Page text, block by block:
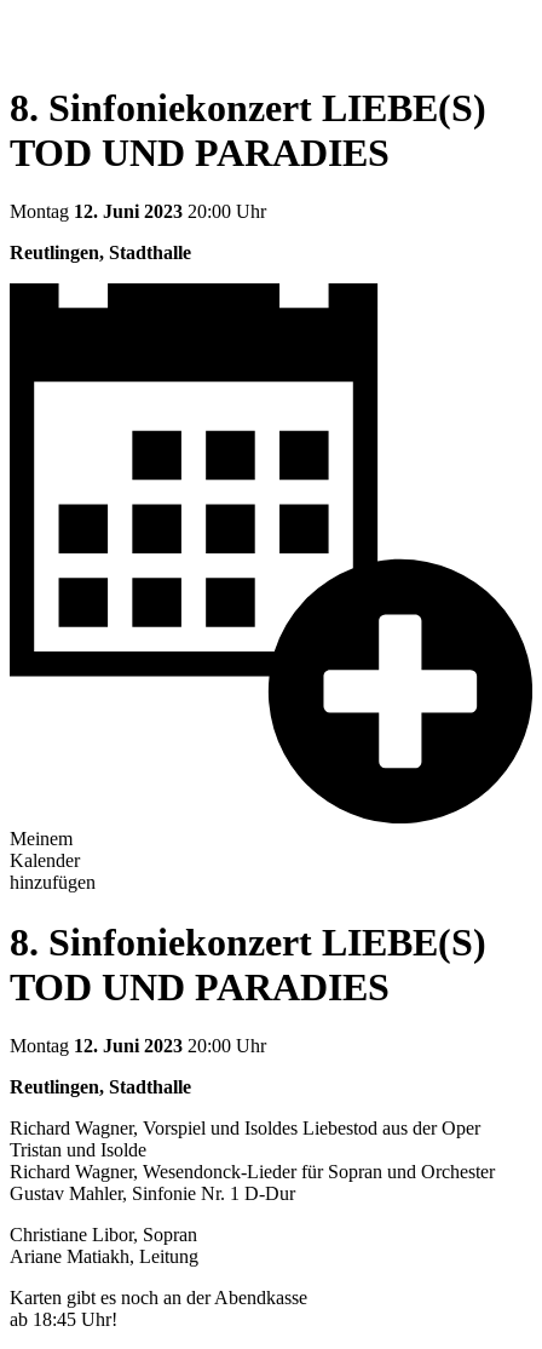
8. Sinfoniekonzert LIEBE(S)
TOD UND PARADIES
Montag 12. Juni 2023 20:00 Uhr
Reutlingen, Stadthalle
Meinem
Kalender
hinzufügen
8. Sinfoniekonzert LIEBE(S)
TOD UND PARADIES
Montag 12. Juni 2023 20:00 Uhr
Reutlingen, Stadthalle
Richard Wagner, Vorspiel und Isoldes Liebestod aus der Oper
Tristan und Isolde
Richard Wagner, Wesendonck-Lieder für Sopran und Orchester
Gustav Mahler, Sinfonie Nr. 1 D-Dur
Christiane Libor, Sopran
Ariane Matiakh, Leitung
Karten gibt es noch an der Abendkasse
ab 18:45 Uhr!